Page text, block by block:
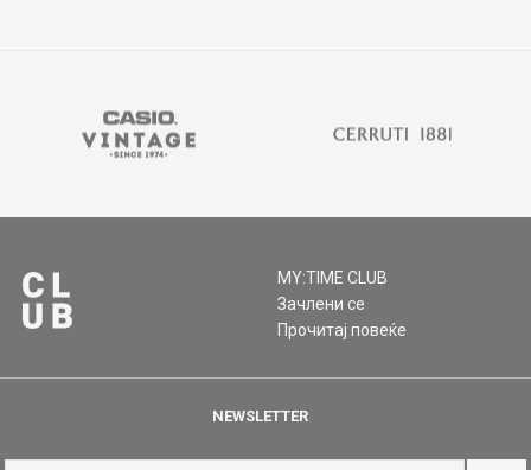
MY:TIME CLUB
Зачлени се
Прочитај повеќе
NEWSLETTER